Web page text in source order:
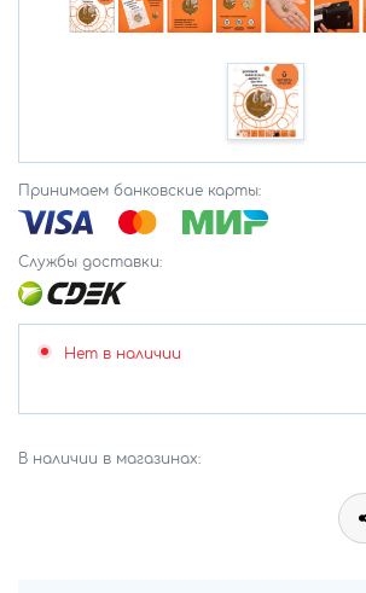
Принимаем банковские карты:
Службы доставки:
Нет в наличии
В наличии в магазинах: